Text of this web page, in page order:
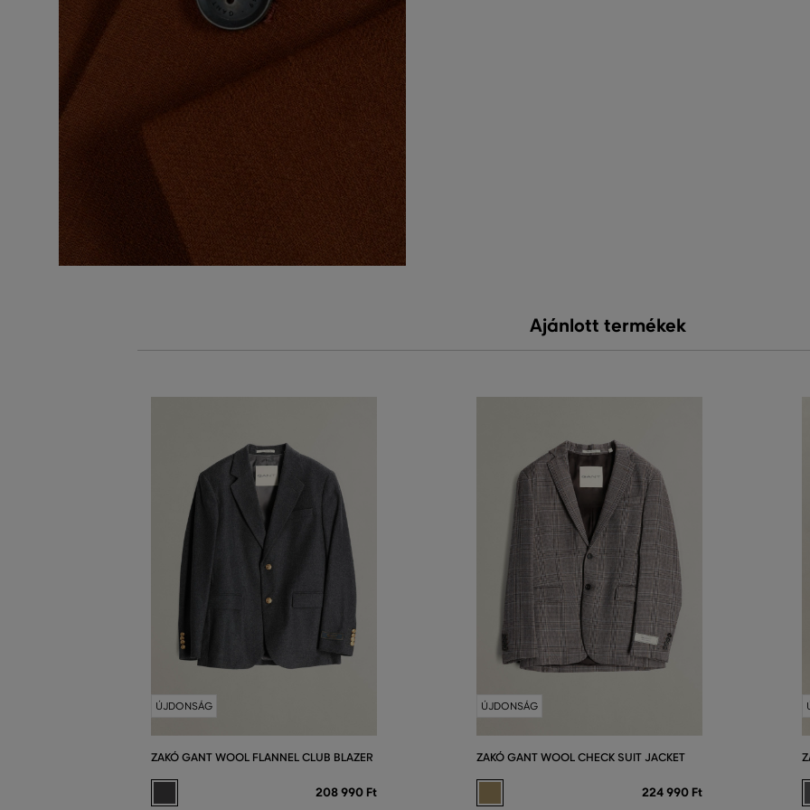
Ajánlott termékek
ÚJDONSÁG
ZAKÓ GANT WOOL FLANNEL CLUB BLAZER
208 990 Ft
ÚJDONSÁG
ZAKÓ GANT WOOL CHECK SUIT JACKET
224 990 Ft